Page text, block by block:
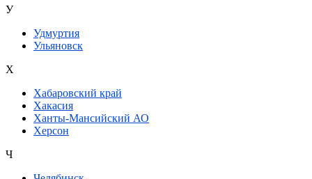
У
Удмуртия
Ульяновск
Х
Хабаровский край
Хакасия
Ханты-Мансийский АО
Херсон
Ч